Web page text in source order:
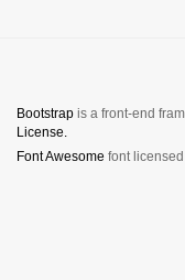
Bootstrap is a front-end
License.
Font Awesome font